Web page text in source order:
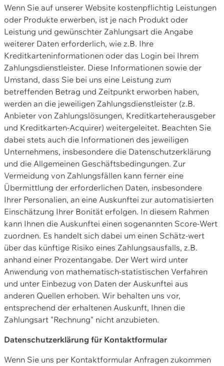
Wenn Sie auf unserer Website kostenpflichtig Leistungen
oder Produkte erwerben, ist je nach Produkt oder
Leistung und gewünschter Zahlungsart die Angabe
weiterer Daten erforderlich, wie z.B. Ihre
Kreditkarteninformationen oder das Login bei Ihrem
Zahlungsdienstleister. Diese Informationen sowie der
Umstand, dass Sie bei uns eine Leistung zum
betreffenden Betrag und Zeitpunkt erworben haben,
werden an die jeweiligen Zahlungsdienstleister (z.B.
Anbieter von Zahlungslösungen, Kreditkarteherausgeber
und Kreditkarten-Acquirer) weitergeleitet. Beachten Sie
dabei stets auch die Informationen des jeweiligen
Unternehmens, insbesondere die Datenschutzerklärung
und die Allgemeinen Geschäftsbedingungen. Zur
Vermeidung von Zahlungsfällen kann ferner eine
Übermittlung der erforderlichen Daten, insbesondere
Ihrer Personalien, an eine Auskunftei zur automatisierten
Einschätzung Ihrer Bonität erfolgen. In diesem Rahmen
kann Ihnen die Auskunftei einen sogenannten Score-Wert
zuordnen. Es handelt sich dabei um einen Schätz-wert
über das künftige Risiko eines Zahlungsausfalls, z.B.
anhand einer Prozentangabe. Der Wert wird unter
Anwendung von mathematisch-statistischen Verfahren
und unter Einbezug von Daten der Auskunftei aus
anderen Quellen erhoben. Wir behalten uns vor,
entsprechend der erhaltenen Auskunft, Ihnen die
Zahlungsart "Rechnung" nicht anzubieten.
Datenschutzerklärung für Kontaktformular
Wenn Sie uns per Kontaktformular Anfragen zukommen